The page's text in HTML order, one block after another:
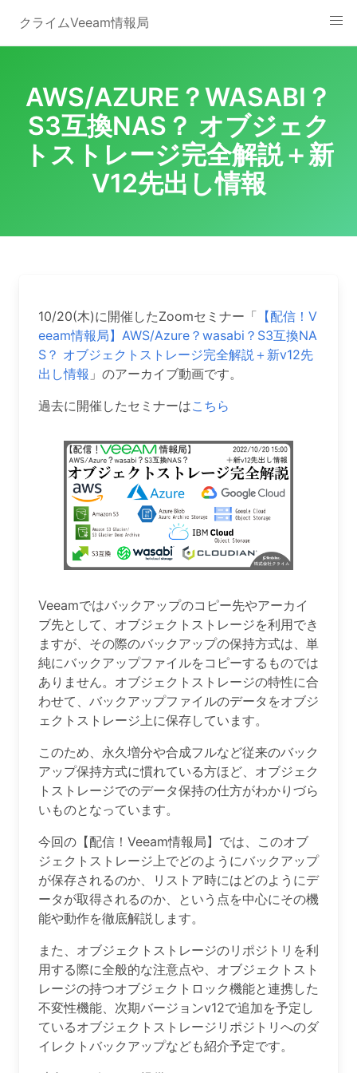
content
クライムVeeam情報局
AWS/AZURE？WASABI？
S3互換NAS？ オブジェク
トストレージ完全解説＋新
V12先出し情報
10/20(木)に開催したZoomセミナー「 【配信！V
eeam情報局】AWS/Azure？wasabi？S3互換NA
S？ オブジェクトストレージ完全解説＋新v12先
出し情報 」のアーカイブ動画です。
過去に開催したセミナーはこちら
Veeamではバックアップのコピー先やアーカイ
ブ先として、オブジェクトストレージを利用でき
ますが、その際のバックアップの保持方式は、単
純にバックアップファイルをコピーするものでは
ありません。オブジェクトストレージの特性に合
わせて、バックアップファイルのデータをオブジ
ェクトストレージ上に保存しています。
このため、永久増分や合成フルなど従来のバック
アップ保持方式に慣れている方ほど、オブジェク
トストレージでのデータ保持の仕方がわかりづら
いものとなっています。
今回の【配信！Veeam情報局】では、このオブ
ジェクトストレージ上でどのようにバックアップ
が保存されるのか、リストア時にはどのようにデ
ータが取得されるのか、という点を中心にその機
能や動作を徹底解説します。
また、オブジェクトストレージのリポジトリを利
用する際に全般的な注意点や、オブジェクトスト
レージの持つオブジェクトロック機能と連携した
不変性機能、次期バージョンv12で追加を予定し
ているオブジェクトストレージリポジトリへのダ
イレクトバックアップなども紹介予定です。